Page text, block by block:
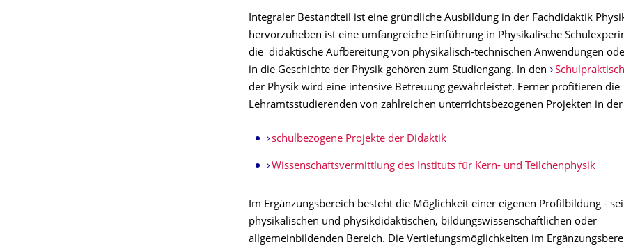
Integraler Bestandteil ist eine gründliche Ausbildung in der Fachdidaktik
hervorzuheben ist eine umfangreiche Einführung in Physikalische
die didaktische Aufbereitung von physikalisch-technischen Anwendungen
in die Geschichte der Physik gehören zum Studiengang. In den
der Physik wird eine intensive Betreuung gewährleistet. Ferner profitieren die
Lehramtsstudierenden von zahlreichen unterrichtsbezogenen Projekten in
schulbezogene Projekte der Didaktik
Wissenschaftsvermittlung des Instituts für Kern- und Teilchenphysik
Im Ergänzungsbereich besteht die Möglichkeit einer eigenen Profilbildung -
physikalischen und physikdidaktischen, bildungswissenschaftlichen oder
allgemeinbildenden Bereich. Die Vertiefungsmöglichkeiten im